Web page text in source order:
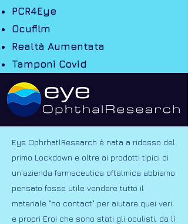
PCR4Eye
Ocufilm
Realtà Aumentata
Tamponi Covid
Eye OphrhatlResearch è nata a ridosso del
primo Lockdown e oltre ai prodotti tipici di
un'azienda farmaceutica oftalmica abbiamo
pensato fosse utile vendere tutto il
materiale "no contact" per aiutare quei veri
e propri Eroi che sono stati gli oculisti, da lì